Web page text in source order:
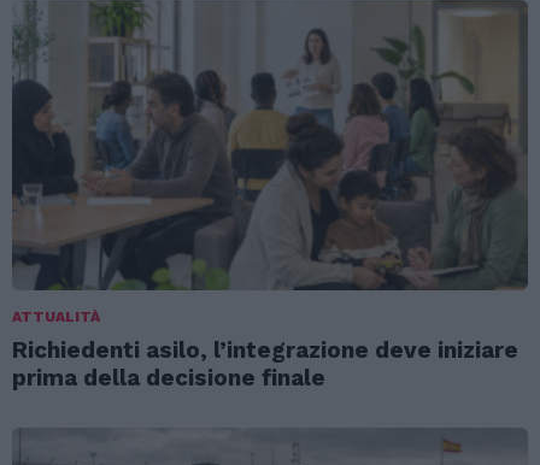
ATTUALITÀ
Richiedenti asilo, l’integrazione deve iniziare
prima della decisione finale